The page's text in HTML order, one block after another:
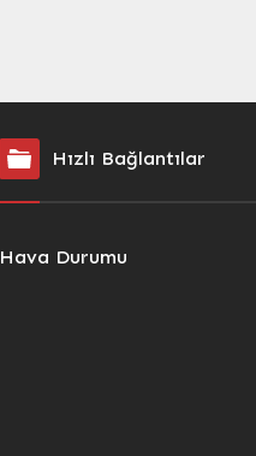
Hızlı Bağlantılar
Hava Durumu